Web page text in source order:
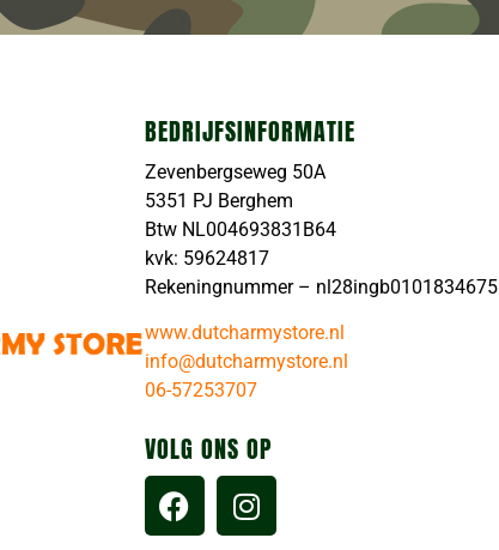
BEDRIJFSINFORMATIE
Zevenbergseweg 50A
5351 PJ Berghem
Btw NL004693831B64
kvk: 59624817
Rekeningnummer – nl28ingb0101834675
www.dutcharmystore.nl
info@dutcharmystore.nl
06-57253707
VOLG ONS OP